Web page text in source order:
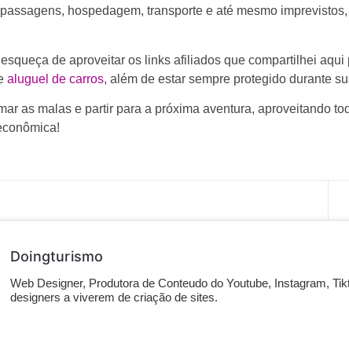
hospedagem, transporte e até mesmo
de aproveitar os links afiliados que compartilhei
aluguel de carros, além de estar sempre protegido durante
as malas e partir para a próxima aventura, aproveitando
Doingturismo
Web Designer, Produtora de Conteudo do Youtube, Instagram,
designers a viverem de criação de sites.